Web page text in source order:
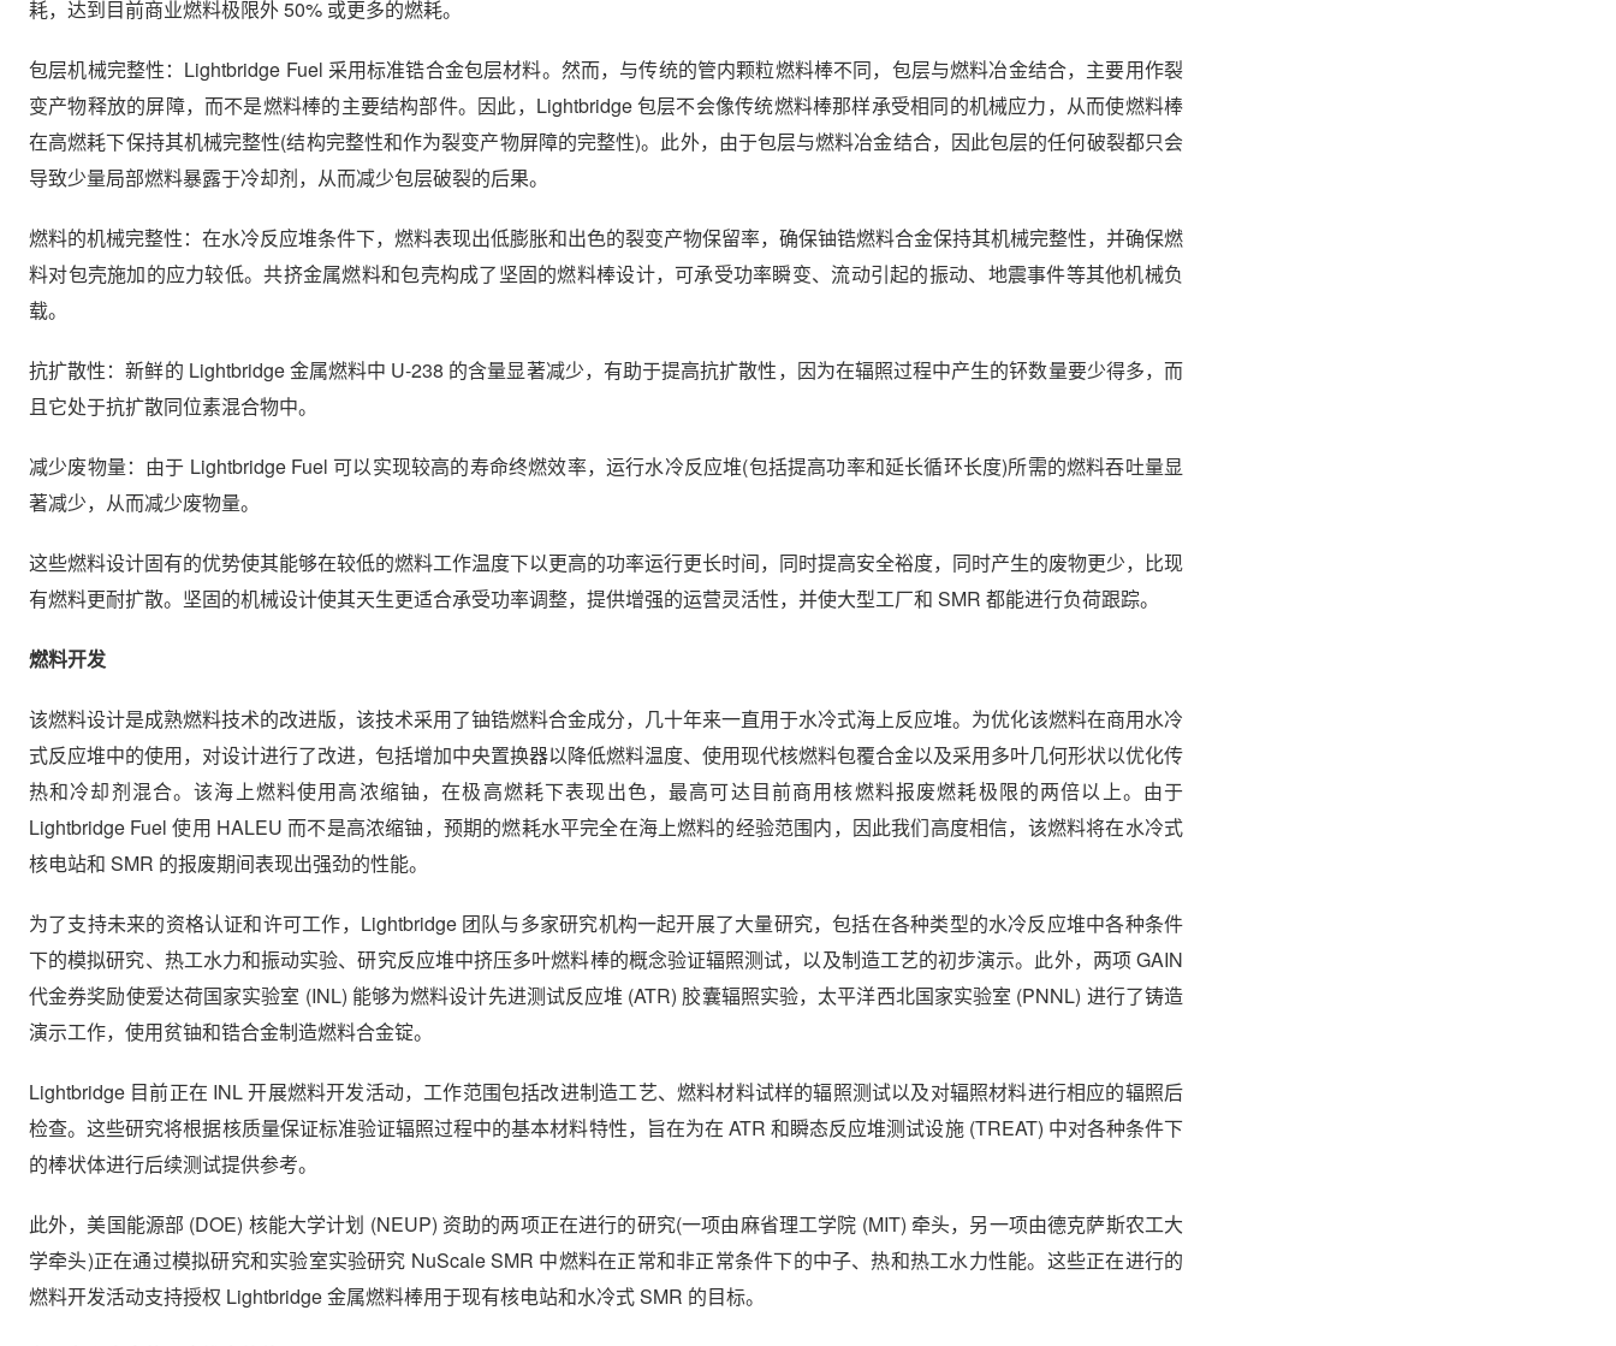
耗，达到目前商业燃料极限外 50% 或更多的燃耗。
包层机械完整性：Lightbridge Fuel 采用标准锆合金包层材料。然而，与传统的管内颗粒燃料棒不同，包层与燃料冶金结合，主要用作裂
变产物释放的屏障，而不是燃料棒的主要结构部件。因此，Lightbridge 包层不会像传统燃料棒那样承受相同的机械应力，从而使燃料棒
在高燃耗下保持其机械完整性(结构完整性和作为裂变产物屏障的完整性)。此外，由于包层与燃料冶金结合，因此包层的任何破裂都只会
导致少量局部燃料暴露于冷却剂，从而减少包层破裂的后果。
燃料的机械完整性：在水冷反应堆条件下，燃料表现出低膨胀和出色的裂变产物保留率，确保铀锆燃料合金保持其机械完整性，并确保燃
料对包壳施加的应力较低。共挤金属燃料和包壳构成了坚固的燃料棒设计，可承受功率瞬变、流动引起的振动、地震事件等其他机械负
载。
抗扩散性：新鲜的 Lightbridge 金属燃料中 U-238 的含量显著减少，有助于提高抗扩散性，因为在辐照过程中产生的钚数量要少得多，而
且它处于抗扩散同位素混合物中。
减少废物量：由于 Lightbridge Fuel 可以实现较高的寿命终燃效率，运行水冷反应堆(包括提高功率和延长循环长度)所需的燃料吞吐量显
著减少，从而减少废物量。
这些燃料设计固有的优势使其能够在较低的燃料工作温度下以更高的功率运行更长时间，同时提高安全裕度，同时产生的废物更少，比现
有燃料更耐扩散。坚固的机械设计使其天生更适合承受功率调整，提供增强的运营灵活性，并使大型工厂和 SMR 都能进行负荷跟踪。
燃料开发
该燃料设计是成熟燃料技术的改进版，该技术采用了铀锆燃料合金成分，几十年来一直用于水冷式海上反应堆。为优化该燃料在商用水冷
式反应堆中的使用，对设计进行了改进，包括增加中央置换器以降低燃料温度、使用现代核燃料包覆合金以及采用多叶几何形状以优化传
热和冷却剂混合。该海上燃料使用高浓缩铀，在极高燃耗下表现出色，最高可达目前商用核燃料报废燃耗极限的两倍以上。由于
Lightbridge Fuel 使用 HALEU 而不是高浓缩铀，预期的燃耗水平完全在海上燃料的经验范围内，因此我们高度相信，该燃料将在水冷式
核电站和 SMR 的报废期间表现出强劲的性能。
为了支持未来的资格认证和许可工作，Lightbridge 团队与多家研究机构一起开展了大量研究，包括在各种类型的水冷反应堆中各种条件
下的模拟研究、热工水力和振动实验、研究反应堆中挤压多叶燃料棒的概念验证辐照测试，以及制造工艺的初步演示。此外，两项 GAIN
代金券奖励使爱达荷国家实验室 (INL) 能够为燃料设计先进测试反应堆 (ATR) 胶囊辐照实验，太平洋西北国家实验室 (PNNL) 进行了铸造
演示工作，使用贫铀和锆合金制造燃料合金锭。
Lightbridge 目前正在 INL 开展燃料开发活动，工作范围包括改进制造工艺、燃料材料试样的辐照测试以及对辐照材料进行相应的辐照后
检查。这些研究将根据核质量保证标准验证辐照过程中的基本材料特性，旨在为在 ATR 和瞬态反应堆测试设施 (TREAT) 中对各种条件下
的棒状体进行后续测试提供参考。
此外，美国能源部 (DOE) 核能大学计划 (NEUP) 资助的两项正在进行的研究(一项由麻省理工学院 (MIT) 牵头，另一项由德克萨斯农工大
学牵头)正在通过模拟研究和实验室实验研究 NuScale SMR 中燃料在正常和非正常条件下的中子、热和热工水力性能。这些正在进行的
燃料开发活动支持授权 Lightbridge 金属燃料棒用于现有核电站和水冷式 SMR 的目标。